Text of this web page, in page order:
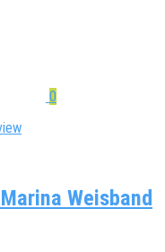
0
Weisband